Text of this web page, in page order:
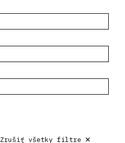
Zrušiť všetky filtre ×